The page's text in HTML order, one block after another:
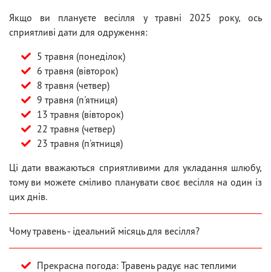
Якщо ви плануєте весілля у травні 2025 року, ось
сприятливі дати для одруження:
5 травня (понеділок)
6 травня (вівторок)
8 травня (четвер)
9 травня (п'ятниця)
13 травня (вівторок)
22 травня (четвер)
23 травня (п'ятниця)
Ці дати вважаються сприятливими для укладання шлюбу,
тому ви можете сміливо планувати своє весілля на один із
цих днів.
Чому травень - ідеальний місяць для весілля?
Прекрасна погода: Травень радує нас теплими